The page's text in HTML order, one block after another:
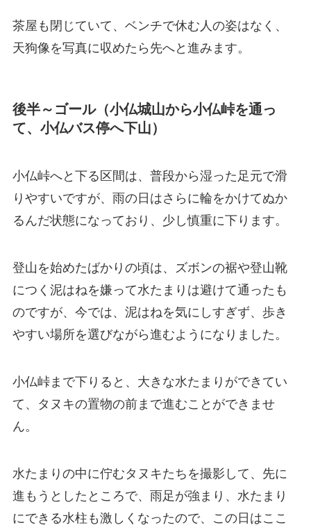
茶屋も閉じていて、ベンチで休む人の姿はなく、
天狗像を写真に収めたら先へと進みます。
後半～ゴール（小仏城山から小仏峠を通っ
て、小仏バス停へ下山）
小仏峠へと下る区間は、普段から湿った足元で滑
りやすいですが、雨の日はさらに輪をかけてぬか
るんだ状態になっており、少し慎重に下ります。
登山を始めたばかりの頃は、ズボンの裾や登山靴
につく泥はねを嫌って水たまりは避けて通ったも
のですが、今では、泥はねを気にしすぎず、歩き
やすい場所を選びながら進むようになりました。
小仏峠まで下りると、大きな水たまりができてい
て、タヌキの置物の前まで進むことができませ
ん。
水たまりの中に佇むタヌキたちを撮影して、先に
進もうとしたところで、雨足が強まり、水たまり
にできる水柱も激しくなったので、この日はここ